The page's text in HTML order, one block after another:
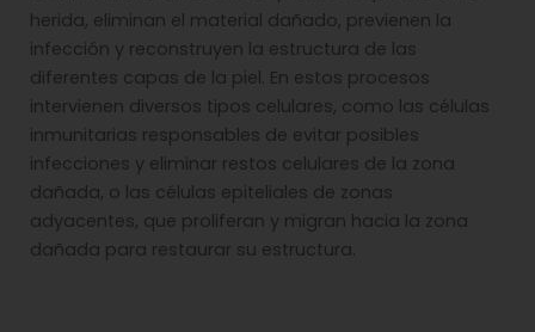
herida, eliminan el material dañado, previenen la
infección y reconstruyen la estructura de las
diferentes capas de la piel. En estos procesos
intervienen diversos tipos celulares, como las células
inmunitarias responsables de evitar posibles
infecciones y eliminar restos celulares de la zona
dañada, o las células epiteliales de zonas
adyacentes, que proliferan y migran hacia la zona
dañada para restaurar su estructura.